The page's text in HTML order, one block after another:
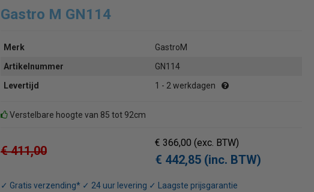
Gastro M GN114
Merk
GastroM
Artikelnummer
GN114
Levertijd
1 - 2 werkdagen
Verstelbare hoogte van 85 tot 92cm
€ 411,00
€ 366,00(exc. BTW)
€ 442,85 (inc. BTW)
✓ Gratis verzending* ✓ 24 uur levering ✓ Laagste prijsgarantie